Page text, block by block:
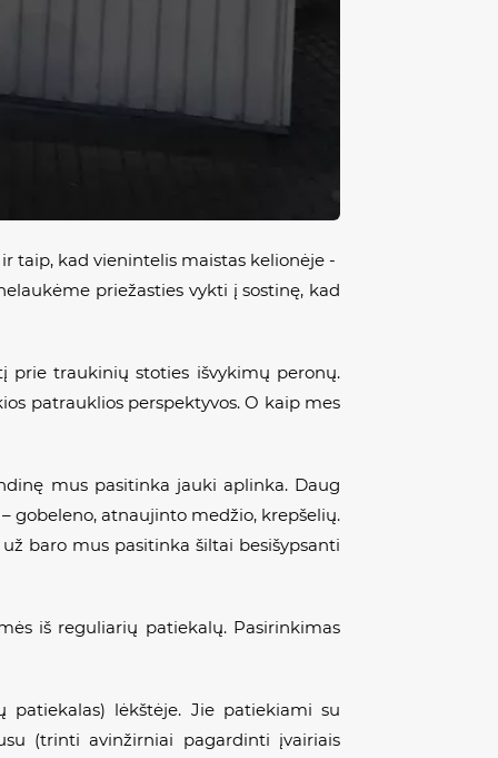
taip, kad vienintelis maistas kelionėje -
priežasties vykti į sostinę, kad
prie traukinių stoties išvykimų peronų.
patrauklios perspektyvos. O kaip mes
mus pasitinka jauki aplinka. Daug
gobeleno, atnaujinto medžio, krepšelių.
baro mus pasitinka šiltai besišypsanti
iš reguliarių patiekalų. Pasirinkimas
lėkštėje. Jie patiekiami su
(trinti avinžirniai pagardinti įvairiais